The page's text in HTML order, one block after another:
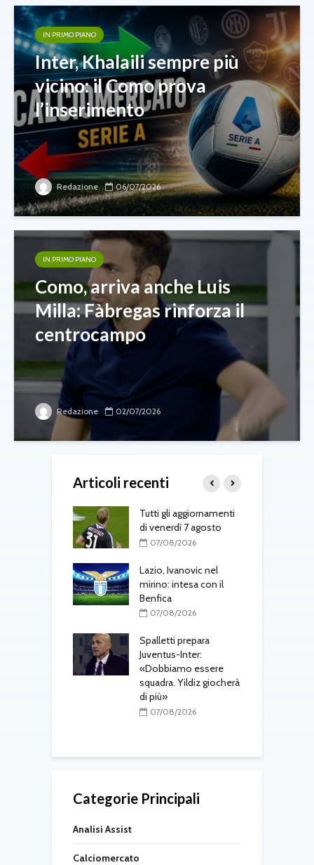
IN PRIMO PIANO
Inter, Khalaili sempre più
vicino: il Como prova
l’inserimento
Redazione 06/07/2026
IN PRIMO PIANO
Como, arriva anche Luis
Milla: Fàbregas rinforza il
centrocampo
Redazione 02/07/2026
Articoli recenti
Tutti gli aggiornamenti
di venerdì 7 agosto
07/08/2026
Lazio, Ivanovic nel
mirino: intesa con il
Benfica
07/08/2026
Spalletti prepara
Juventus-Inter:
«Dobbiamo essere
squadra. Yildiz giocherà
di più»
07/08/2026
Categorie Principali
Analisi Assist
Calciomercato